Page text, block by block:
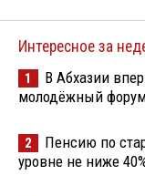
Интересное за
1
В Абхазии
молодёжный
2
Пенсию по
уровне не ниже